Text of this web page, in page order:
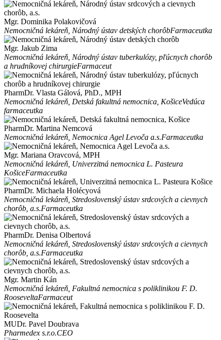
Mgr. Dominika Polakovičová
Nemocničná lekáreň, Národný ústav detských chorôbFarmaceutka
Mgr. Jakub Zima
Nemocničná lekáreň, Národný ústav tuberkulózy, pľúcnych chorôb
a hrudníkovej chirurgieFarmaceut
PharmDr. Vlasta Gálová, PhD., MPH
Nemocničná lekáreň, Detská fakultná nemocnica, KošiceVedúca
farmaceutka
PharmDr. Martina Nemcová
Nemocničná lekáreň, Nemocnica Agel Levoča a.s.Farmaceutka
Mgr. Mariana Oravcová, MPH
Nemocničná lekáreň, Univerzitná nemocnica L. Pasteura
KošiceFarmaceutka
PharmDr. Michaela Holécyová
Nemocničná lekáreň, Stredoslovenský ústav srdcových a cievnych
chorôb, a.s.Farmaceutka
PharmDr. Denisa Olbertová
Nemocničná lekáreň, Stredoslovenský ústav srdcových a cievnych
chorôb, a.s.Farmaceutka
Mgr. Martin Kán
Nemocničná lekáreň, Fakultná nemocnica s poliklinikou F. D.
RooseveltaFarmaceut
MUDr. Pavel Doubrava
Pharmedex s.r.o.CEO